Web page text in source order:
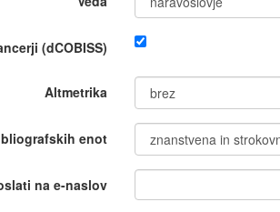
(dCOBISS)
Altmetrika
enot
na e-naslov